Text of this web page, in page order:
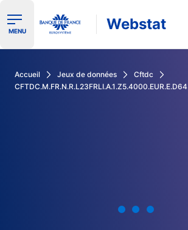
Ouvrir le menu de navigation
MENU Webstat
Accueil Jeux de données
Cftdc
CFTDC.M.FR.N.R.L23FRLI.A.1.Z5.4000.EUR.E.D64